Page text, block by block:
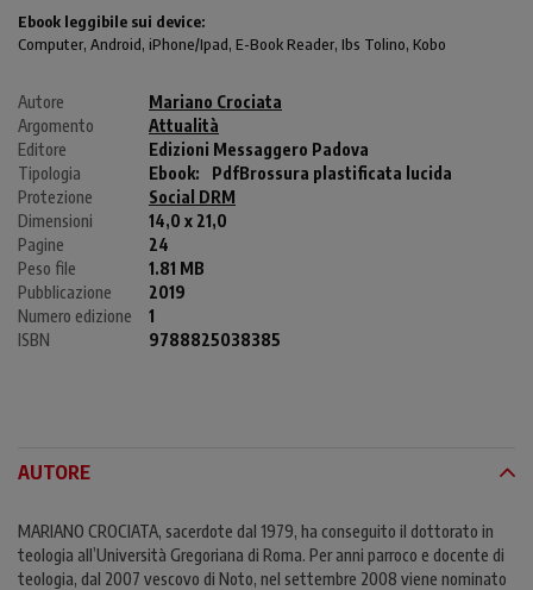
Ebook leggibile sui device:
Computer, Android, iPhone/Ipad, E-Book Reader, Ibs Tolino, Kobo
Autore
Mariano Crociata
Argomento
Attualità
Editore
Edizioni Messaggero Padova
Tipologia
Ebook: PdfBrossura plastificata lucida
Protezione
Social DRM
Dimensioni
14,0 x 21,0
Pagine
24
Peso file
1.81 MB
Pubblicazione
2019
Numero edizione
1
ISBN
9788825038385
AUTORE
MARIANO CROCIATA, sacerdote dal 1979, ha conseguito il dottorato in
teologia all’Università Gregoriana di Roma. Per anni parroco e docente di
teologia, dal 2007 vescovo di Noto, nel settembre 2008 viene nominato